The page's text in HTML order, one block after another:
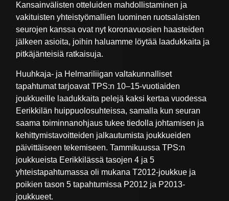
Kansainvälisten otteluiden mahdollistaminen ja
vakituisten yhteistyömallien luominen ruotsalaisten
seurojen kanssa ovat nyt koronavuosien haasteiden
jälkeen asioita, joihin haluamme löytää laadukkaita ja
pitkäjänteisiä ratkaisuja.
Huuhkaja- ja Helmariliigan valtakunnalliset
tapahtumat tarjoavat TPS:n 10–15-vuotiaiden
joukkueille laadukkaita pelejä kaksi kertaa vuodessa
Eerikkilän huippuolosuhteissa, samalla kun seuran
saama toiminnanohjaus tukee tiedolla johtamisen ja
kehittymistavoitteiden jalkautumista joukkueiden
päivittäiseen tekemiseen. Tammikuussa TPS:n
joukkueista Eerikkilässä tasojen 4 ja 5
yhteistapahtumassa oli mukana T2012-joukkue ja
poikien tason 5 tapahtumissa P2012 ja P2013-
joukkueet.